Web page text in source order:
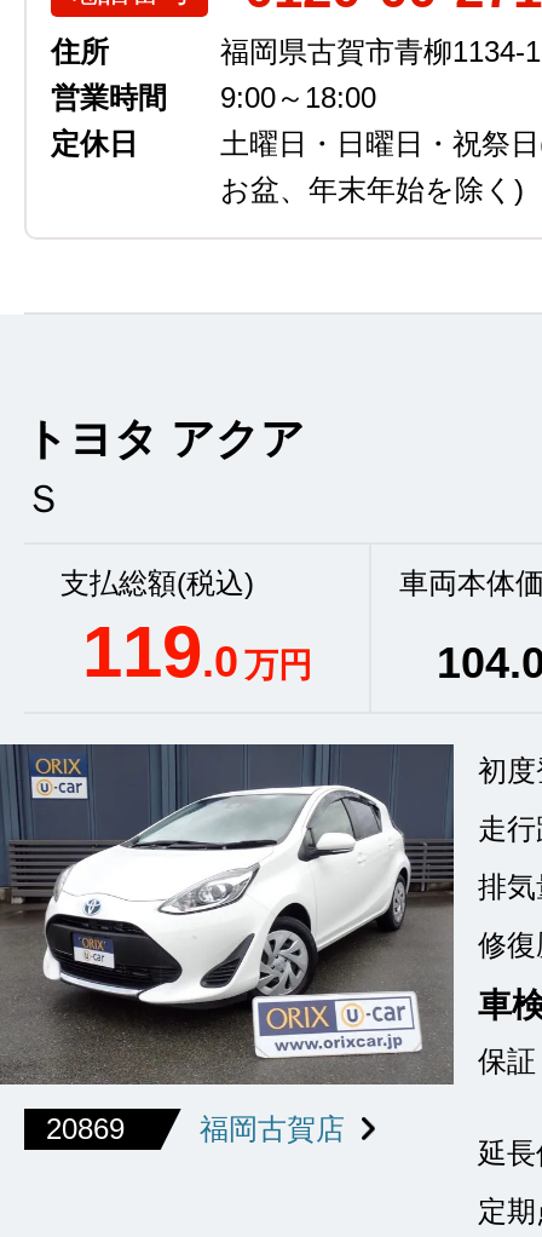
住所
福岡県古賀市青柳1134-1
営業時間
9:00～18:00
定休日
土曜日・日曜日・祝祭日
お盆、年末年始を除く)
トヨタ アクア
Ｓ
支払総額(税込)
119.0万円
車両本体
104
20869 福岡古賀店
初
走
排気
修復
車
保証
延
定